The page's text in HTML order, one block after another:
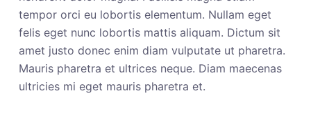
tempor orci eu lobortis elementum. Nullam eget
felis eget nunc lobortis mattis aliquam. Dictum sit
amet justo donec enim diam vulputate ut pharetra.
Mauris pharetra et ultrices neque. Diam maecenas
ultricies mi eget mauris pharetra et.